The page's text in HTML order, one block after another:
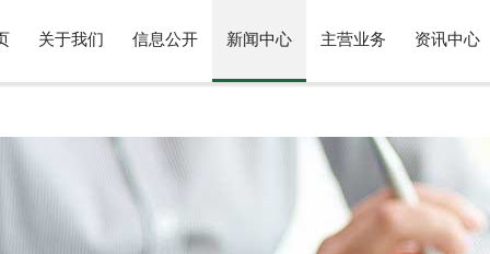
关于我们 信息公开 新闻中心 主营业务 资讯中心